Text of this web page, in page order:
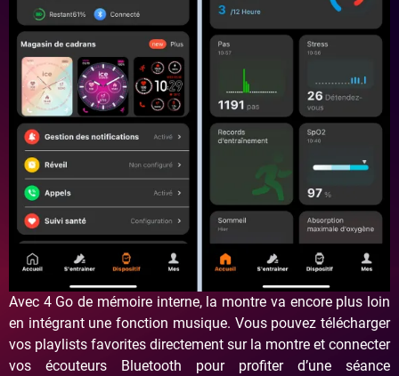
Avec 4 Go de mémoire interne, la montre va encore plus loin
en intégrant une fonction musique. Vous pouvez télécharger
vos playlists favorites directement sur la montre et connecter
vos écouteurs Bluetooth pour profiter d’une séance